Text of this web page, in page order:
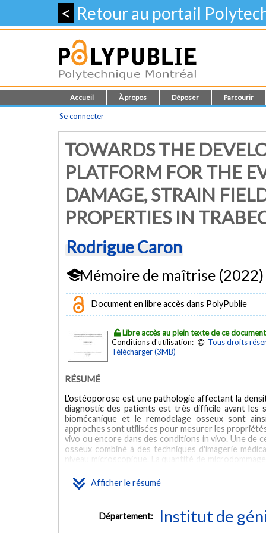
< Retour au portail
Accueil À propos Déposer Parcourir
Se connecter
TOWARDS THE
PLATFORM FOR THE
DAMAGE, STRAIN
PROPERTIES IN
Rodrigue Caron
Mémoire de maîtrise (2022)
Document en libre accès dans PolyPublie
Libre accès au plein texte de ce document
Conditions d'utilisation:
Tous droits
Télécharger (3MB)
Afficher le résumé
RÉSUMÉ
L'ostéoporose est une pathologie affectant la
diagnostic des patients est très difficile avant les
biomécanique et le remodelage osseux sont
approches sont utilisées pour mesurer les
vivo ou encore dans des conditions in vivo. Une de
osseux combiné à des techniques d'imagerie
niveau microscopique. La quantité de
présentant le développement d'une plateforme
3D. Une première étude a investigué le potentiel
et ont ensuite été imagés avec un microCT à une
ont ensuite été colorés à l'aide d'un agent de
échantillons non colorés (échantillons 3 à 6) ont
Département: Institut de